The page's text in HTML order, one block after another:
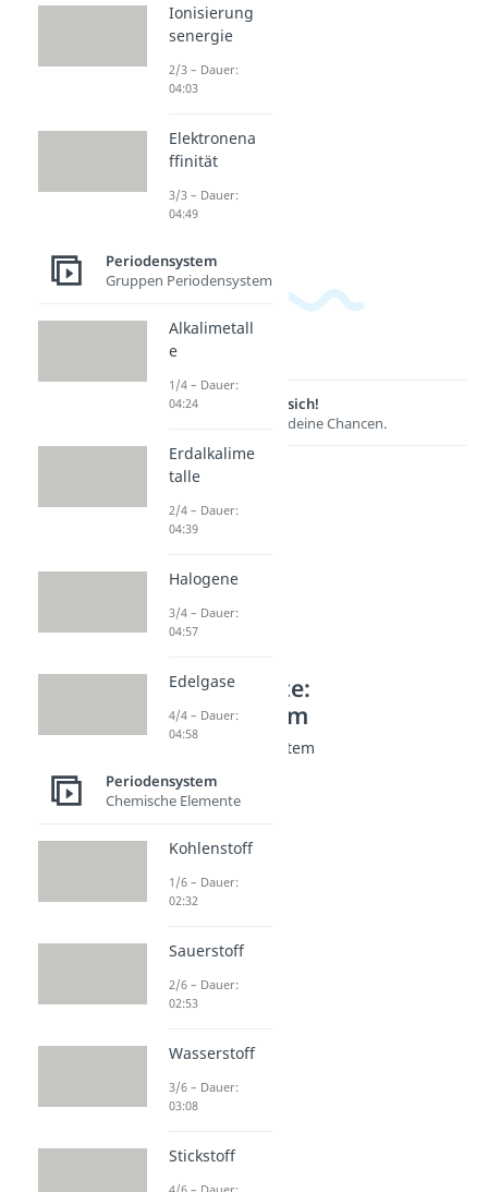
Lernen lohnt sich!
Entdecke hier deine Chancen.
Weitere Inhalte:
Periodensystem
Gruppen Periodensystem
Alkalimetalle
Dauer: 04:24
Dauer: 04:39
Halogene
Dauer: 04:57
Edelgase
Ionisierung
senergie
2/3 – Dauer:
04:03
Elektronena
ffinität
3/3 – Dauer:
04:49
Periodensystem
Gruppen Periodensystem
Alkalimetall
e
1/4 – Dauer:
04:24
Erdalkalime
talle
2/4 – Dauer:
04:39
Halogene
3/4 – Dauer:
04:57
Edelgase
4/4 – Dauer:
04:58
Periodensystem
Chemische Elemente
Kohlenstoff
1/6 – Dauer:
02:32
Sauerstoff
2/6 – Dauer:
02:53
Wasserstoff
3/6 – Dauer:
03:08
Stickstoff